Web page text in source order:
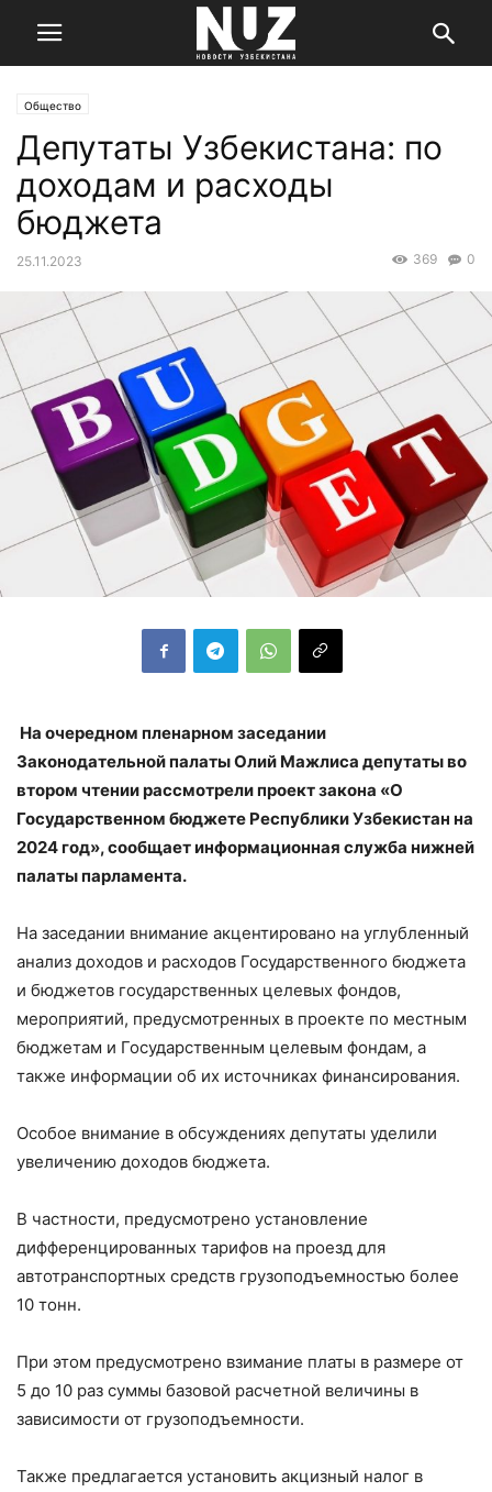
Общество
Депутаты Узбекистана: по
доходам и расходы
бюджета
25.11.2023 0
369
На очередном пленарном заседании
Законодательной палаты Олий Мажлиса депутаты во
втором чтении рассмотрели проект закона «О
Государственном бюджете Республики Узбекистан на
2024 год», сообщает информационная служба нижней
палаты парламента.
На заседании внимание акцентировано на углубленный
анализ доходов и расходов Государственного бюджета
и бюджетов государственных целевых фондов,
мероприятий, предусмотренных в проекте по местным
бюджетам и Государственным целевым фондам, а
также информации об их источниках финансирования.
Особое внимание в обсуждениях депутаты уделили
увеличению доходов бюджета.
В частности, предусмотрено установление
дифференцированных тарифов на проезд для
автотранспортных средств грузоподъемностью более
10 тонн.
При этом предусмотрено взимание платы в размере от
5 до 10 раз суммы базовой расчетной величины в
зависимости от грузоподъемности.
Также предлагается установить акцизный налог в